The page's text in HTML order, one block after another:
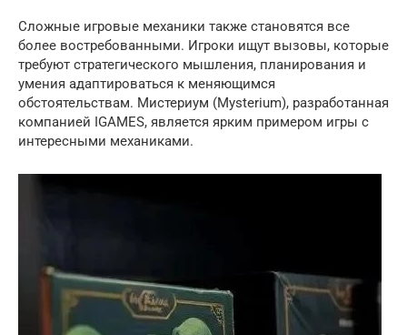
Сложные игровые механики также становятся все
более востребованными. Игроки ищут вызовы, которые
требуют стратегического мышления, планирования и
умения адаптироваться к меняющимся
обстоятельствам. Мистериум (Mysterium), разработанная
компанией IGAMES, является ярким примером игры с
интересными механиками.